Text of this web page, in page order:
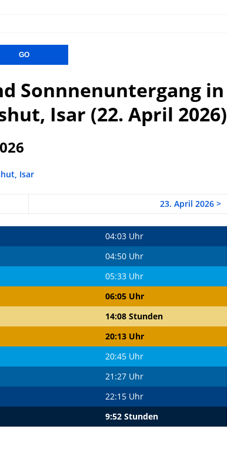
Sonnnenuntergang in
Isar (22. April 2026)
Isar
23. April 2026 >
04:03 Uhr
04:50 Uhr
05:33 Uhr
06:05 Uhr
14:08 Stunden
20:13 Uhr
20:45 Uhr
21:27 Uhr
22:15 Uhr
9:52 Stunden